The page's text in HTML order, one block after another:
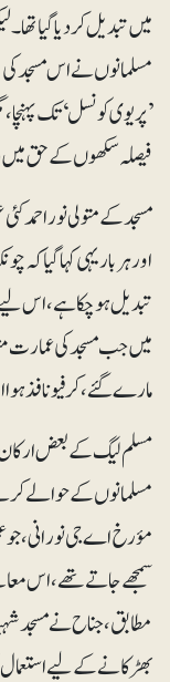
میں تبدیل کردیا گیا
مسلمانوں نے اس مسجد کی
’پریوی کونسل‘ تک
فیصلہ سکھوں کے حق میں
مسجد کے متولی نور
اور ہر بار یہی کہا گیا
تبدیل ہوچکا ہے، اس
میں جب مسجد کی عمارت
مارے گئے، کرفیو نافذ ہوا
مسلم لیگ کے بعض
مسلمانوں کے حوالے
مؤرخ اے جی نورانی، جو
سمجھے جاتے تھے، اس
مطابق، جناح نے مسجد
بھڑکانے کے لیے استعمال